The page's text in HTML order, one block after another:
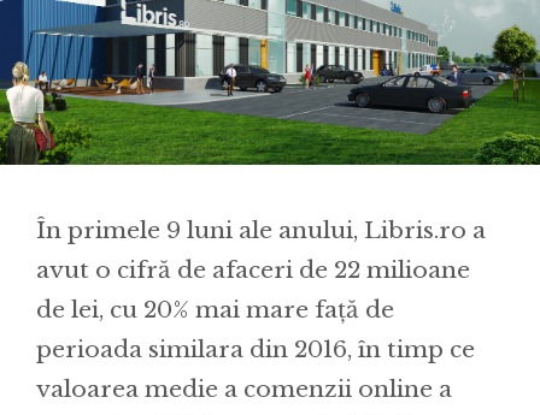
În primele 9 luni ale anului, Libris.ro a
avut o cifră de afaceri de 22 milioane
de lei, cu 20% mai mare față de
perioada similara din 2016, în timp ce
valoarea medie a comenzii online a